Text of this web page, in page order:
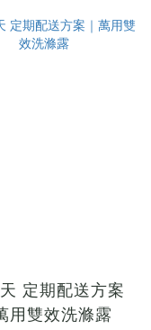
天 定期配送方案
用雙效洗滌露